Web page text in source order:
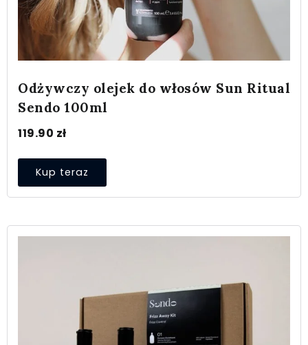
Odżywczy olejek do włosów Sun Ritual
Sendo 100ml
119.90 zł
Kup teraz